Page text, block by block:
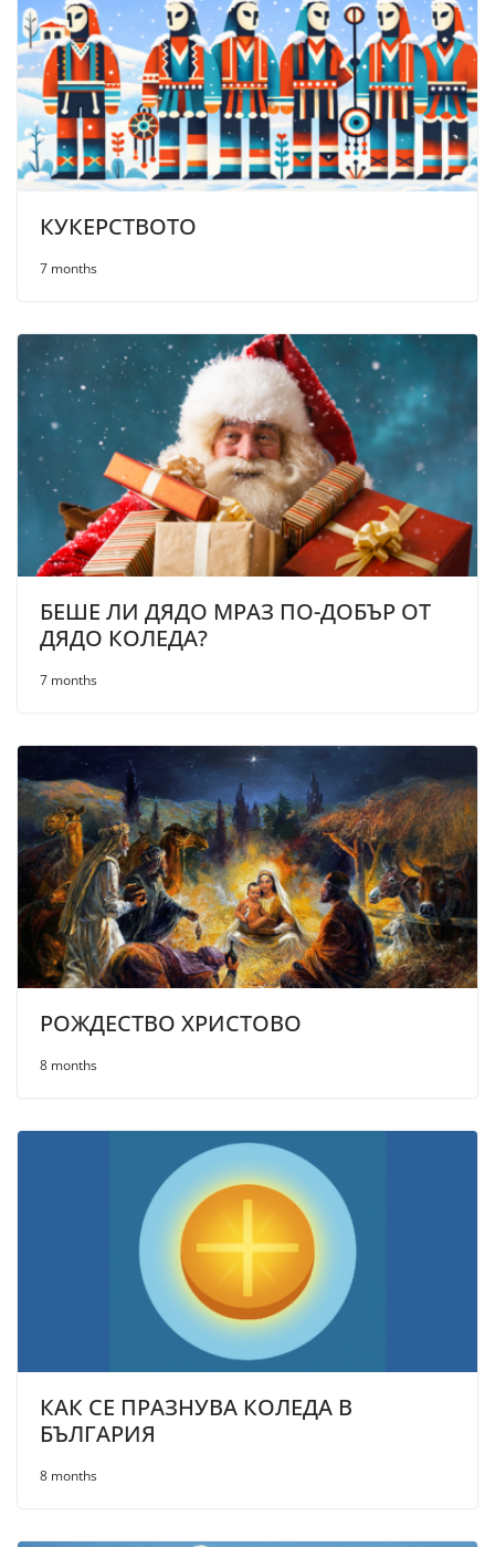
КУКЕРСТВОТО
7 months
БЕШЕ ЛИ ДЯДО МРАЗ ПО-ДОБЪР ОТ
ДЯДО КОЛЕДА?
7 months
РОЖДЕСТВО ХРИСТОВО
8 months
КАК СЕ ПРАЗНУВА КОЛЕДА В
БЪЛГАРИЯ
8 months